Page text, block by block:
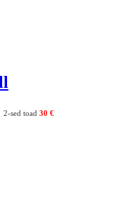
2-sed toad 30 €